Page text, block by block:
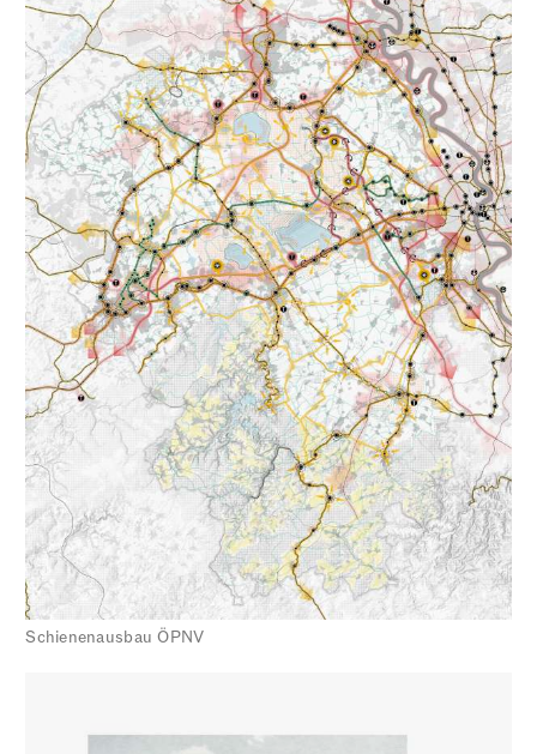
Schienenausbau ÖPNV